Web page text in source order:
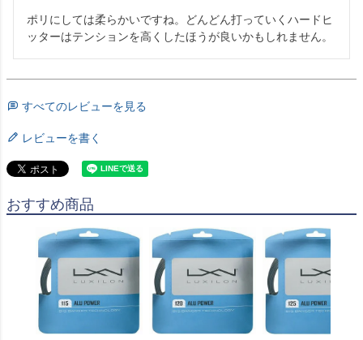
ポリにしては柔らかいですね。どんどん打っていくハードヒ
ッターはテンションを高くしたほうが良いかもしれません。
すべてのレビューを見る
レビューを書く
おすすめ商品